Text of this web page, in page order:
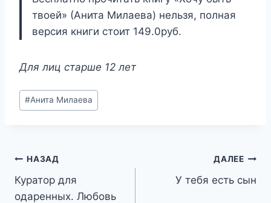
твоей» (Анита Милаева) нельзя, полная
версия книги стоит 149.0руб.
Для лиц старше 12 лет
Метки
записи:
#Анита Милаева
Навигация
по
НАЗАД
Куратор для
одаренных. Любовь
ДАЛЕЕ
У тебя есть сын